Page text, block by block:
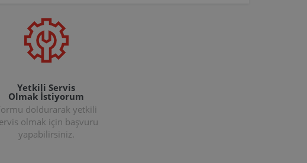
Yetkili Servis
Olmak İstiyorum
doldurarak yetkili
olmak için başvuru
yapabilirsiniz.